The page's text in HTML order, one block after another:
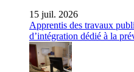
15 juil. 2026
Apprentis des travaux
d’intégration dédié à la